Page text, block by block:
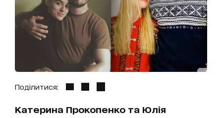
Поділитися:
Катерина Прокопенко та Юлія